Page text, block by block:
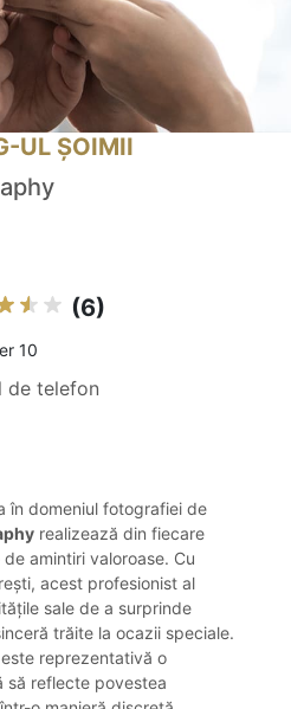
UL ȘOIMII
(6)
10
de telefon
în domeniul fotografiei de
realizează din fiecare
amintiri valoroase. Cu
acest profesionist al
sale de a surprinde
trăite la ocazii speciale.
reprezentativă o
să reflecte povestea